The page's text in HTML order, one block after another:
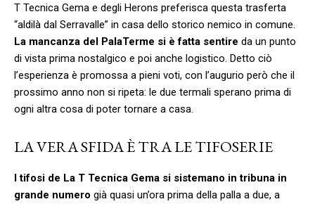
T Tecnica Gema e degli Herons preferisca questa trasferta
“aldilà dal Serravalle” in casa dello storico nemico in comune.
La mancanza del PalaTerme si è fatta sentire da un punto
di vista prima nostalgico e poi anche logistico. Detto ciò
l’esperienza è promossa a pieni voti, con l’augurio però che il
prossimo anno non si ripeta: le due termali sperano prima di
ogni altra cosa di poter tornare a casa.
LA VERA SFIDA È TRA LE TIFOSERIE
I tifosi de La T Tecnica Gema si sistemano in tribuna in
grande numero già quasi un’ora prima della palla a due, a